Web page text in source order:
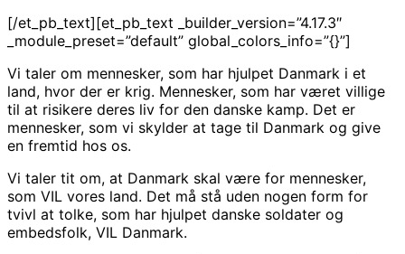
[/et_pb_text][et_pb_text _builder_version=”4.17.3″
_module_preset=”default” global_colors_info=”{}”]
Vi taler om mennesker, som har hjulpet Danmark i et
land, hvor der er krig. Mennesker, som har været villige
til at risikere deres liv for den danske kamp. Det er
mennesker, som vi skylder at tage til Danmark og give
en fremtid hos os.
Vi taler tit om, at Danmark skal være for mennesker,
som VIL vores land. Det må stå uden nogen form for
tvivl at tolke, som har hjulpet danske soldater og
embedsfolk, VIL Danmark.